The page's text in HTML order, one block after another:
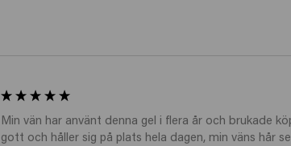
Min vän har använt denna gel i flera år och brukade
gott och håller sig på plats hela dagen, min väns hår